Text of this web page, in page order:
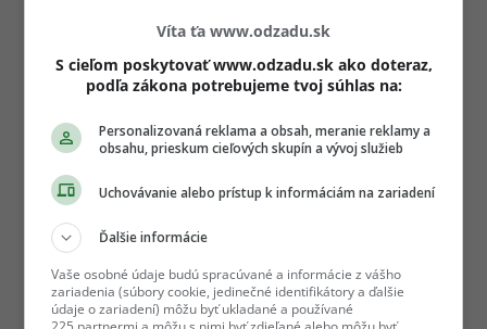
Víta ťa www.odzadu.sk
S cieľom poskytovať www.odzadu.sk ako doteraz,
podľa zákona potrebujeme tvoj súhlas na:
Personalizovaná reklama a obsah, meranie reklamy a
obsahu, prieskum cieľových skupín a vývoj služieb
Uchovávanie alebo prístup k informáciám na zariadení
Ďalšie informácie
Vaše osobné údaje budú spracúvané a informácie z vášho
zariadenia (súbory cookie, jedinečné identifikátory a ďalšie
údaje o zariadení) môžu byť ukladané a používané